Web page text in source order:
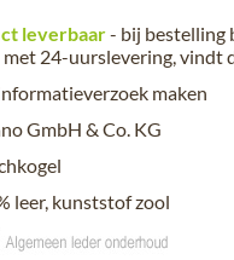
leverbaar- bij bestelling
met 24-uurslevering, vindt
maken
GmbH & Co. KG
leer, kunststof zool